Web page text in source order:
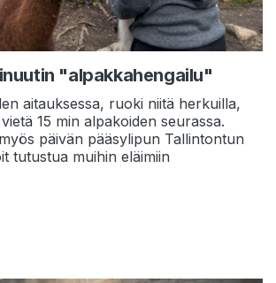
"alpakkahengailu"
aitauksessa, ruoki niitä herkuilla,
15 min alpakoiden seurassa.
päivän pääsylipun Tallintontun
tutustua muihin eläimiin